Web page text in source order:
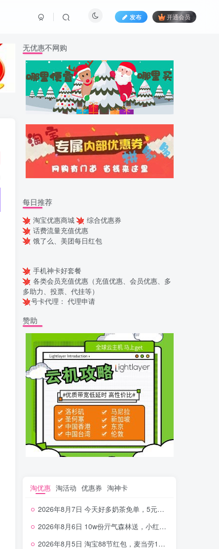
发布 开通会员
无优惠不网购
每日推荐
淘宝优惠商城
综合优惠券
话费流量充值优惠
饿了么、美团每日红包
手机神卡好套餐
各类会员充值优惠（充值优惠、会员优惠、多
多助力、投票、代挂等）
号卡代理： 代理申请
赞助
淘优惠 淘活动 优惠券 淘神卡
2026年8月7日 今天好多奶茶免单，5元农行省钱卡，京东抢0.01沪上，邮储5.88元等
2026年8月6日 10w份亓气森林送，小红书12元无门槛，中行电费30-10，0元柠檬水+0撸汉堡等
2026年8月5日 淘宝88节红包，麦当劳150万份柠檬水，三万份瑞幸免单，霸王9万份0.01券等